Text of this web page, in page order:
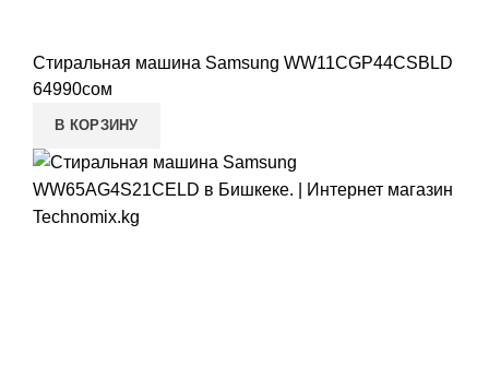
Стиральная машина Samsung WW11CGP44CSBLD
64990сом
В КОРЗИНУ